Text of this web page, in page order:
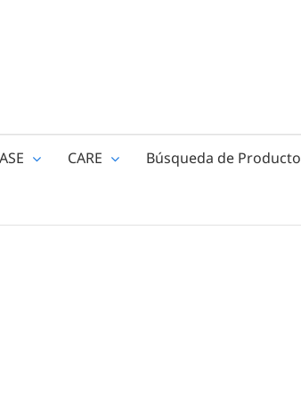
CARE Búsqueda de Producto